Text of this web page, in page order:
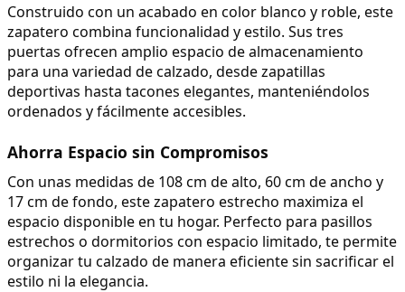
Construido con un acabado en color blanco y roble, este
zapatero combina funcionalidad y estilo. Sus tres
puertas ofrecen amplio espacio de almacenamiento
para una variedad de calzado, desde zapatillas
deportivas hasta tacones elegantes, manteniéndolos
ordenados y fácilmente accesibles.
Ahorra Espacio sin Compromisos
Con unas medidas de 108 cm de alto, 60 cm de ancho y
17 cm de fondo, este zapatero estrecho maximiza el
espacio disponible en tu hogar. Perfecto para pasillos
estrechos o dormitorios con espacio limitado, te permite
organizar tu calzado de manera eficiente sin sacrificar el
estilo ni la elegancia.